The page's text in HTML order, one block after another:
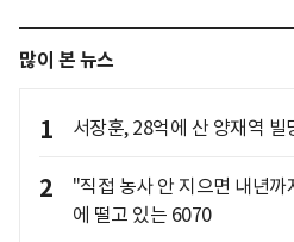
많이 본 뉴스
1 서장훈, 28억에 산 양재역
2
"직접 농사 안 지으면 내년
에 떨고 있는 6070